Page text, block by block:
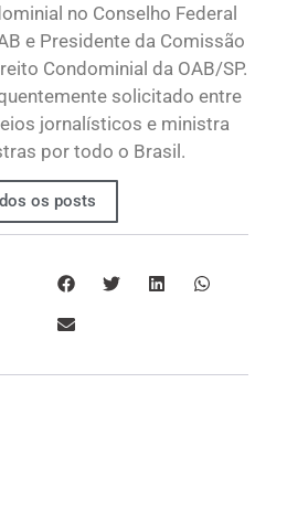
no Conselho Federal
e Presidente da Comissão
Condominial da OAB/SP.
solicitado entre
jornalísticos e ministra
por todo o Brasil.
os posts